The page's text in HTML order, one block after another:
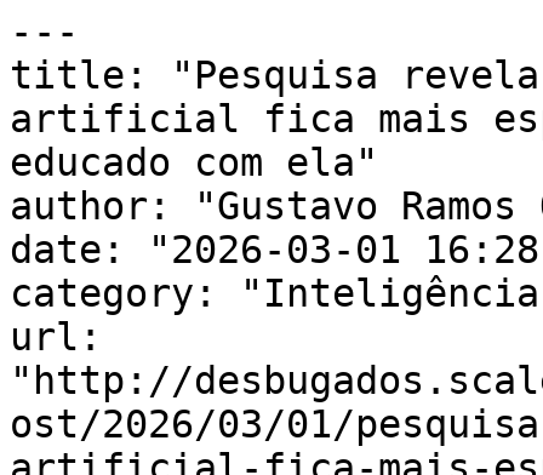
---
title: "Pesquisa
artificial fica mais
educado com ela"
author: "Gustavo
date: "2026-03-01
category:
url:
"http://
ost/2026/03/01/